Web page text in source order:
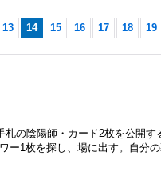
13 14 15 16 17 18 19
の陰陽師・カード2枚を公開す
ー1枚を探し、場に出す。自分